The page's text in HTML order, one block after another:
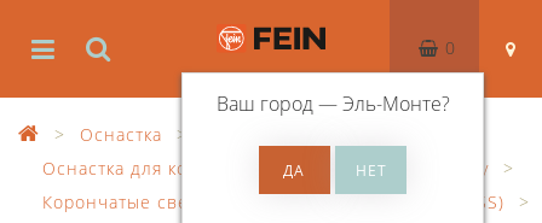
Ваш город —Эль-Монте?
0
Оснастка
Оснастка для корончатого сверления по металлу
Корончатые сверла из быстрорежущей стали (HSS)